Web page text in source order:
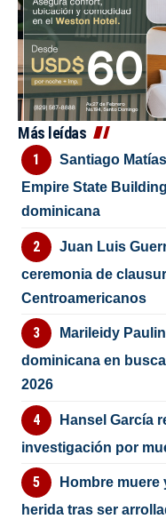
Más leídas
Santiago
Empire State
dominicana
Juan Luis
ceremonia de
Centroamericanos
Marileidy
dominicana en
2026
Hansel García
investigación por
Hombre
herida tras ser